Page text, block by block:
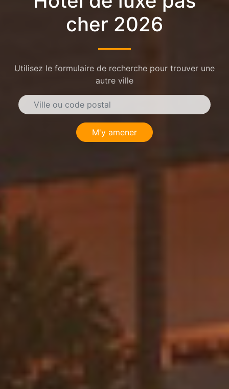
cher 2026
Utilisez le formulaire de recherche pour trouver une
autre ville
M'y amener